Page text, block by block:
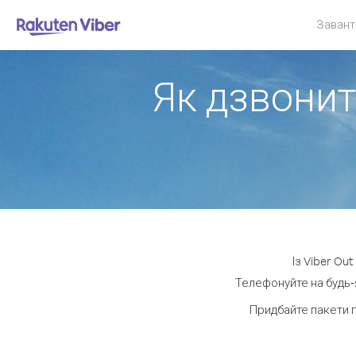
Як
Із Viber
Телефонуйте на
Придбайте пакети